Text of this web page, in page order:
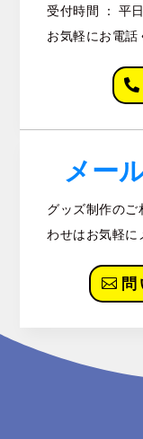
受付時間 ： 平
お気軽にお電話
メー
グッズ制作の
わせはお気軽に